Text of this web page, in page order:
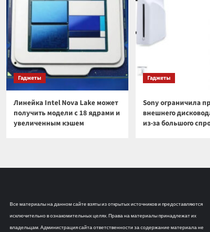
Гаджеты
Линейка Intel Nova Lake может
получить модели с 18 ядрами и
увеличенным кэшем
Гаджеты
Sony ограничила
внешнего
из-за большого
Все материалы на данном сайте взяты из открытых источников и предоставляются
исключительно в ознакомительных целях. Права на материалы принадлежат их
владельцам. Администрация сайта ответственности за содержание материала не